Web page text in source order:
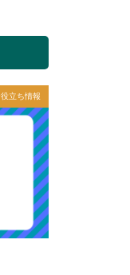
役立ち情報